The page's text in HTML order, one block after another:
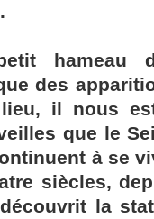
hameau
des
il nous
que le
à se
siècles,
la